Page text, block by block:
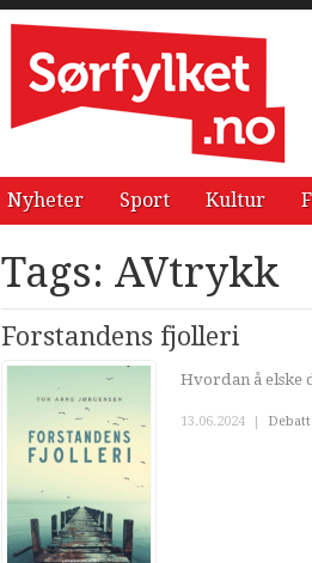
Nyheter Sport Kultur
Tags: AVtrykk
Forstandens fjolleri
Hvordan å elske
13.06.2024 | Debatt